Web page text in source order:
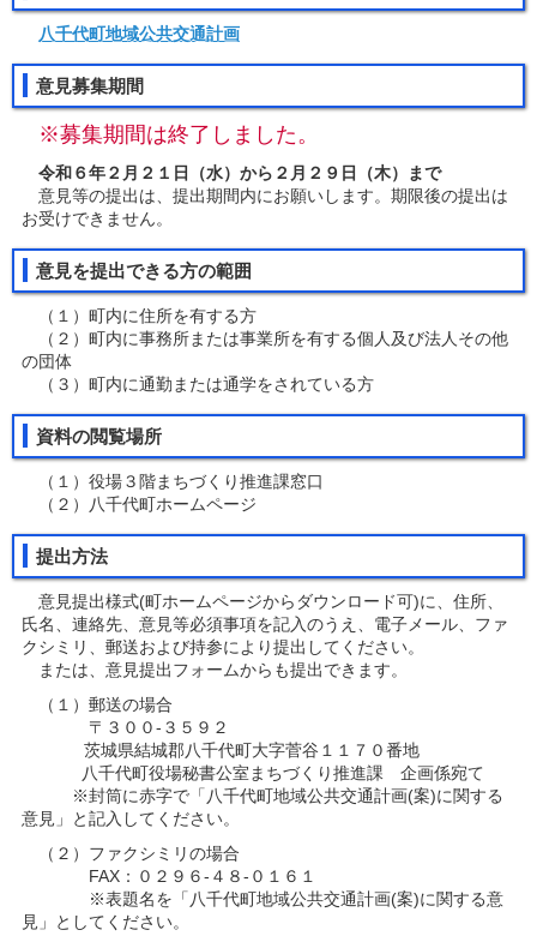
八千代町地域公共交通計画
意見募集期間
※募集期間は終了しました。
令和６年２月２１日（水）から２月２９日（木）まで
意見等の提出は、提出期間内にお願いします。期限後の提出は
お受けできません。
意見を提出できる方の範囲
（１）町内に住所を有する方
（２）町内に事務所または事業所を有する個人及び法人その他
の団体
（３）町内に通勤または通学をされている方
資料の閲覧場所
（１）役場３階まちづくり推進課窓口
（２）八千代町ホームページ
提出方法
意見提出様式(町ホームページからダウンロード可)に、住所、
氏名、連絡先、意見等必須事項を記入のうえ、電子メール、ファ
クシミリ、郵送および持参により提出してください。
または、意見提出フォームからも提出できます。
（１）郵送の場合
〒３００-３５９２
茨城県結城郡八千代町大字菅谷１１７０番地
八千代町役場秘書公室まちづくり推進課 企画係宛て
※封筒に赤字で「八千代町地域公共交通計画(案)に関する
意見」と記入してください。
（２）ファクシミリの場合
FAX：０２９６-４８-０１６１
※表題名を「八千代町地域公共交通計画(案)に関する意
見」としてください。